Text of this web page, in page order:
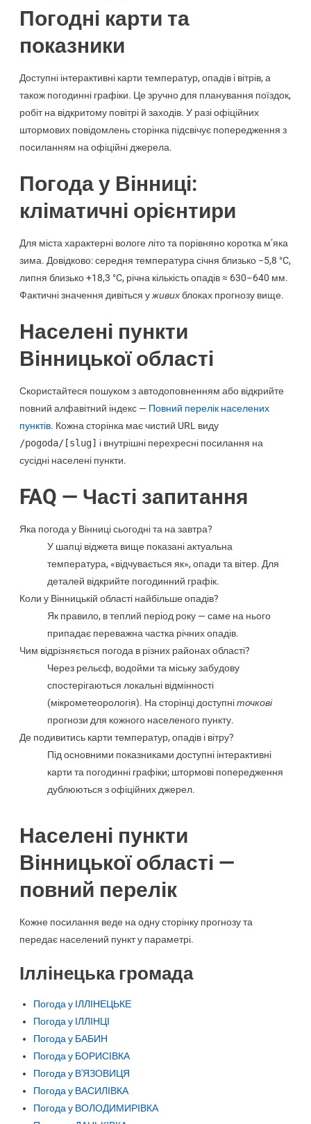
Погодні карти та
показники
Доступні інтерактивні карти температур, опадів і вітрів, а
також погодинні графіки. Це зручно для планування поїздок,
робіт на відкритому повітрі й заходів. У разі офіційних
штормових повідомлень сторінка підсвічує попередження з
посиланням на офіційні джерела.
Погода у Вінниці:
кліматичні орієнтири
Для міста характерні вологе літо та порівняно коротка м’яка
зима. Довідково: середня температура січня близько −5,8 °C,
липня близько +18,3 °C, річна кількість опадів ≈ 630–640 мм.
Фактичні значення дивіться уживихблоках прогнозу вище.
Населені пункти
Вінницької області
Скористайтеся пошуком з автодоповненням або відкрийте
повний алфавітний індекс — Повний перелік населених
пунктів. Кожна сторінка має чистий URL виду
/pogoda/[slug] і внутрішні перехресні посилання на
сусідні населені пункти.
FAQ — Часті запитання
Яка погода у Вінниці сьогодні та на завтра?
У шапці віджета вище показані актуальна
температура, «відчувається як», опади та вітер. Для
деталей відкрийте погодинний графік.
Коли у Вінницькій області найбільше опадів?
Як правило, в теплий період року — саме на нього
припадає переважна частка річних опадів.
Чим відрізняється погода в різних районах області?
Через рельєф, водойми та міську забудову
спостерігаються локальні відмінності
(мікрометеорологія). На сторінці доступніточкові
прогнози для кожного населеного пункту.
Де подивитись карти температур, опадів і вітру?
Під основними показниками доступні інтерактивні
карти та погодинні графіки; штормові попередження
дублюються з офіційних джерел.
Населені пункти
Вінницької області —
повний перелік
Кожне посилання веде на одну сторінку прогнозу та
передає населений пункт у параметрі.
Іллінецька громада
Погода у ІЛЛІНЕЦЬКЕ
Погода у ІЛЛІНЦІ
Погода у БАБИН
Погода у БОРИСІВКА
Погода у В'ЯЗОВИЦЯ
Погода у ВАСИЛІВКА
Погода у ВОЛОДИМИРІВКА